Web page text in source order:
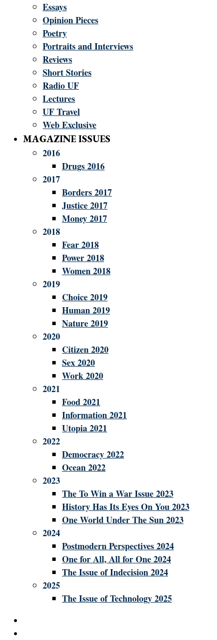
Essays
Opinion Pieces
Poetry
Portraits and Interviews
Reviews
Short Stories
Radio UF
Lectures
UF Travel
Web Exclusive
MAGAZINE ISSUES
2016
Drugs 2016
2017
Borders 2017
Justice 2017
Money 2017
2018
Fear 2018
Power 2018
Women 2018
2019
Choice 2019
Human 2019
Nature 2019
2020
Citizen 2020
Sex 2020
Work 2020
2021
Food 2021
Information 2021
Utopia 2021
2022
Democracy 2022
Ocean 2022
2023
The To Win a War Issue 2023
History Has Its Eyes On You 2023
One World Under The Sun 2023
2024
Postmodern Perspectives 2024
One for All, All for One 2024
The Issue of Indecision 2024
2025
The Issue of Technology 2025